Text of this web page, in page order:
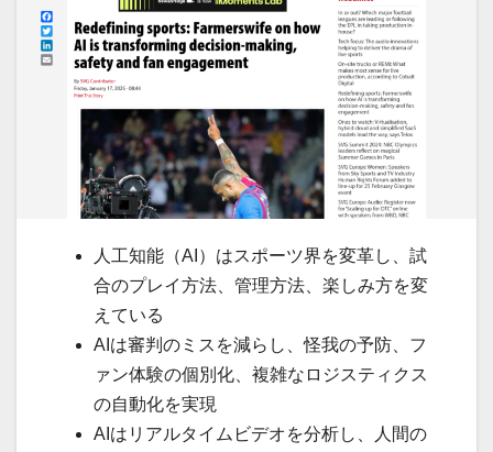
人工知能（AI）はスポーツ界を変革し、試
合のプレイ方法、管理方法、楽しみ方を変
えている
AIは審判のミスを減らし、怪我の予防、フ
ァン体験の個別化、複雑なロジスティクス
の自動化を実現
AIはリアルタイムビデオを分析し、人間の